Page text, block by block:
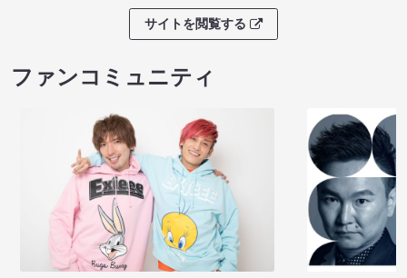
サイトを閲覧する
ファンコミュニティ